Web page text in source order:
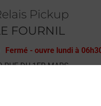
Pickup
FOURNIL
Fermé -ouvre lundi à
RUE DU 1ER MARS